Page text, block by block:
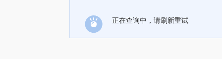
正在查询中，请刷新重试